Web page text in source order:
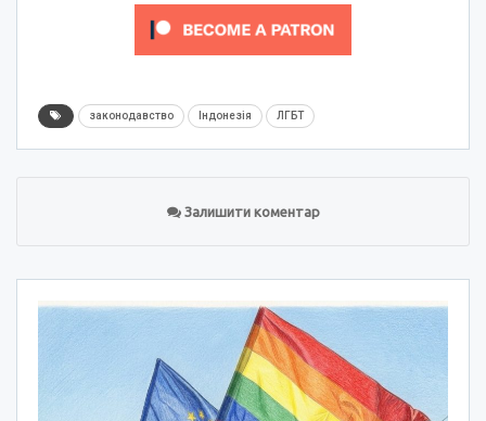
законодавство Індонезія ЛГБТ
Залишити коментар